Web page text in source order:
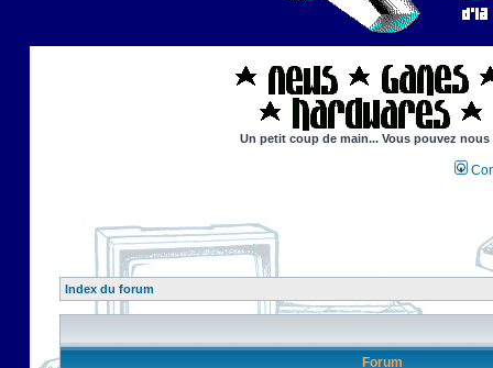
Un petit coup de main... Vous pouvez
Index du forum
Forum